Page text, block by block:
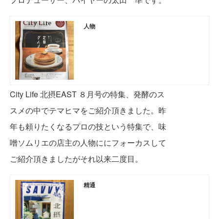
人物
City Life 北摂EAST ８月号の特集、発酵のス
スメの中でテマヒマをご紹介頂きました。昨
年も頼りたくなるプロの技という特集で、味
噌ソムリエの店主の人物ににフォーカスして
ご紹介頂きましたがそれ以来二度目。
精通